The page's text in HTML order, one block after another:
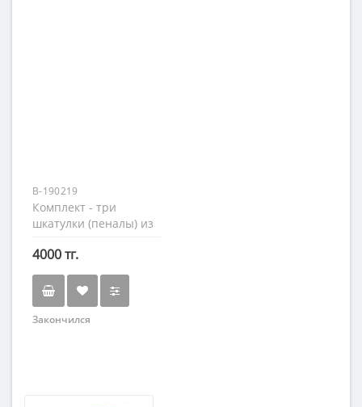
B-190219
Комплект - три
шкатулки (пеналы) из
4000 тг.
Закончился